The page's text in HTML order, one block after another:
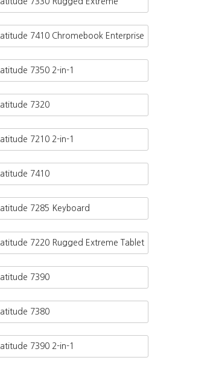
Latitude 7410 Chromebook Enterprise
Latitude 7350 2-in-1
Latitude 7320
Latitude 7210 2-in-1
Latitude 7410
Latitude 7285 Keyboard
Latitude 7220 Rugged Extreme Tablet
Latitude 7390
Latitude 7380
Latitude 7390 2-in-1